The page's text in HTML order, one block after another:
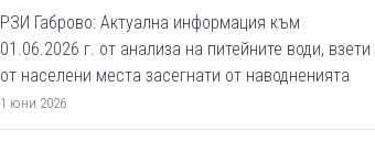
РЗИ Габрово: Актуална информация към
01.06.2026 г. от анализа на питейните води, взети
от населени места засегнати от наводненията
1 юни 2026